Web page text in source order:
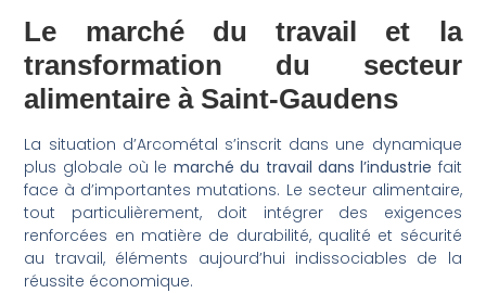
Le marché du travail et la
transformation du secteur
alimentaire à Saint-Gaudens
La situation d’Arcométal s’inscrit dans une dynamique
plus globale où le marché du travail dans l’industrie fait
face à d’importantes mutations. Le secteur alimentaire,
tout particulièrement, doit intégrer des exigences
renforcées en matière de durabilité, qualité et sécurité
au travail, éléments aujourd’hui indissociables de la
réussite économique.